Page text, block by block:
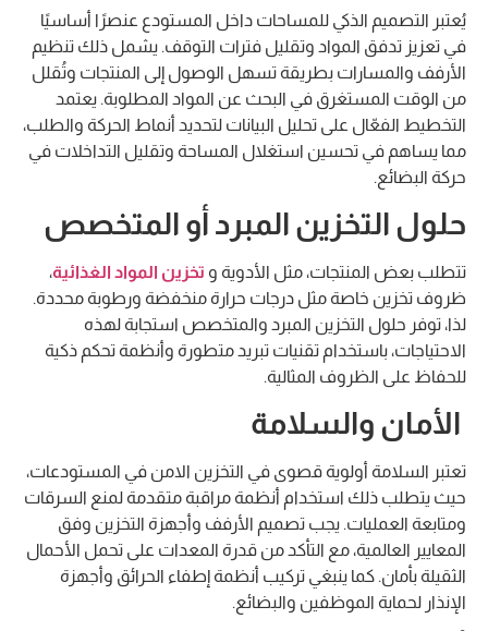
يُعتبر التصميم الذكي للمساحات داخل المستودع عنصرًا أساسيًا
في تعزيز تدفق المواد وتقليل فترات التوقف. يشمل ذلك تنظيم
الأرفف والمسارات بطريقة تسهل الوصول إلى المنتجات وتُقلل
من الوقت المستغرق في البحث عن المواد المطلوبة. يعتمد
التخطيط الفعّال على تحليل البيانات لتحديد أنماط الحركة والطلب،
مما يساهم في تحسين استغلال المساحة وتقليل التداخلات في
حركة البضائع.
حلول التخزين المبرد أو المتخصص
تتطلب بعض المنتجات، مثل الأدوية وتخزين المواد الغذائية،
ظروف تخزين خاصة مثل درجات حرارة منخفضة ورطوبة محددة.
لذا، توفر حلول التخزين المبرد والمتخصص استجابة لهذه
الاحتياجات، باستخدام تقنيات تبريد متطورة وأنظمة تحكم ذكية
للحفاظ على الظروف المثالية.
الأمان والسلامة
تعتبر السلامة أولوية قصوى في التخزين الامن في المستودعات،
حيث يتطلب ذلك استخدام أنظمة مراقبة متقدمة لمنع السرقات
ومتابعة العمليات. يجب تصميم الأرفف وأجهزة التخزين وفق
المعايير العالمية، مع التأكد من قدرة المعدات على تحمل الأحمال
الثقيلة بأمان. كما ينبغي تركيب أنظمة إطفاء الحرائق وأجهزة
الإنذار لحماية الموظفين والبضائع.